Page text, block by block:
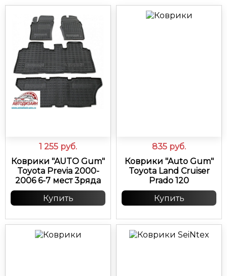
1 255 руб.
Коврики "AUTO Gum"
Toyota Previa 2000-
2006 6-7 мест 3ряда
Купить
835 руб.
Коврики "Auto Gum"
Toyota Land Cruiser
Prado 120
Купить